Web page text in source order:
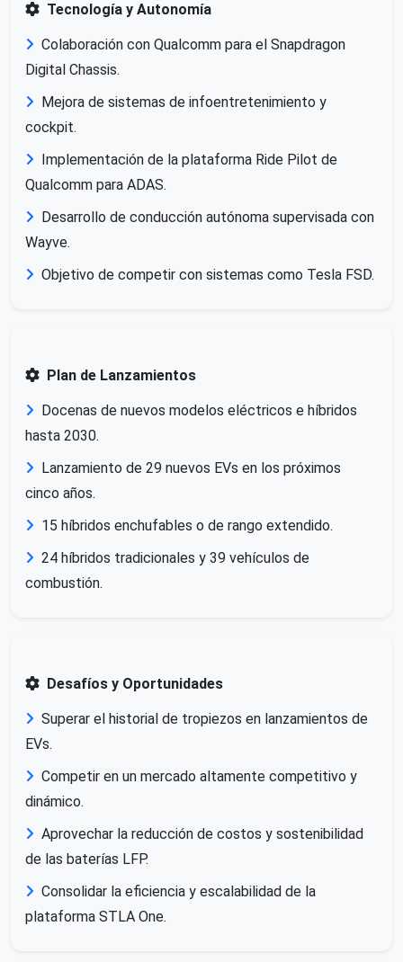
Tecnología y Autonomía
Colaboración con Qualcomm para el Snapdragon
Digital Chassis.
Mejora de sistemas de infoentretenimiento y
cockpit.
Implementación de la plataforma Ride Pilot de
Qualcomm para ADAS.
Desarrollo de conducción autónoma supervisada con
Wayve.
Objetivo de competir con sistemas como Tesla FSD.
Plan de Lanzamientos
Docenas de nuevos modelos eléctricos e híbridos
hasta 2030.
Lanzamiento de 29 nuevos EVs en los próximos
cinco años.
15 híbridos enchufables o de rango extendido.
24 híbridos tradicionales y 39 vehículos de
combustión.
Desafíos y Oportunidades
Superar el historial de tropiezos en lanzamientos de
EVs.
Competir en un mercado altamente competitivo y
dinámico.
Aprovechar la reducción de costos y sostenibilidad
de las baterías LFP.
Consolidar la eficiencia y escalabilidad de la
plataforma STLA One.